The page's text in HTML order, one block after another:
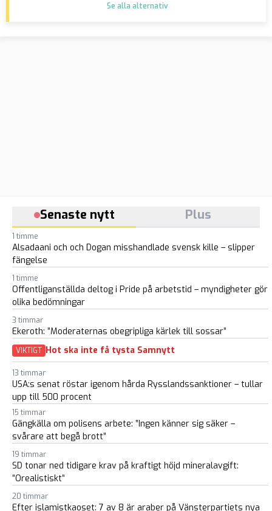
Se alla alternativ
Senaste nytt Plus
1 timme
Alsadaani och och Dogan misshandlade svensk kille – slipper
fängelse
1 timme
Offentliganställda deltog i Pride på arbetstid – myndigheter gör
olika bedömningar
3 timmar
Ekeroth: ”Moderaternas obegripliga kärlek till sossar”
VIKTIGT Hot ska inte få tysta Samnytt
13 timmar
USA:s senat röstar igenom hårda Rysslandssanktioner – tullar
upp till 500 procent
15 timmar
Gängkälla om polisens arbete: ”Ingen känner sig säker –
svårare att begå brott”
19 timmar
SD tonar ned tidigare krav på kraftigt höjd mineralavgift:
”Orealistiskt”
20 timmar
Efter islamistkaoset: 7 av 8 är araber på Vänsterpartiets nya